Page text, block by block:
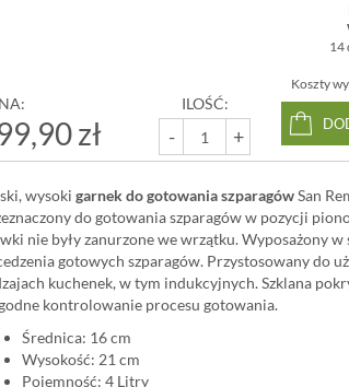
14
Koszty
zł
ILOŚĆ:
- +
wysoki garnek do gotowania szparagówSan
do gotowania szparagów w pozycji
nie były zanurzone we wrzątku. Wyposażony
gotowych szparagów. Przystosowany do
kuchenek, w tym indukcyjnych. Szklana
kontrolowanie procesu gotowania.
Średnica: 16 cm
Wysokość: 21 cm
Pojemność: 4 Litry